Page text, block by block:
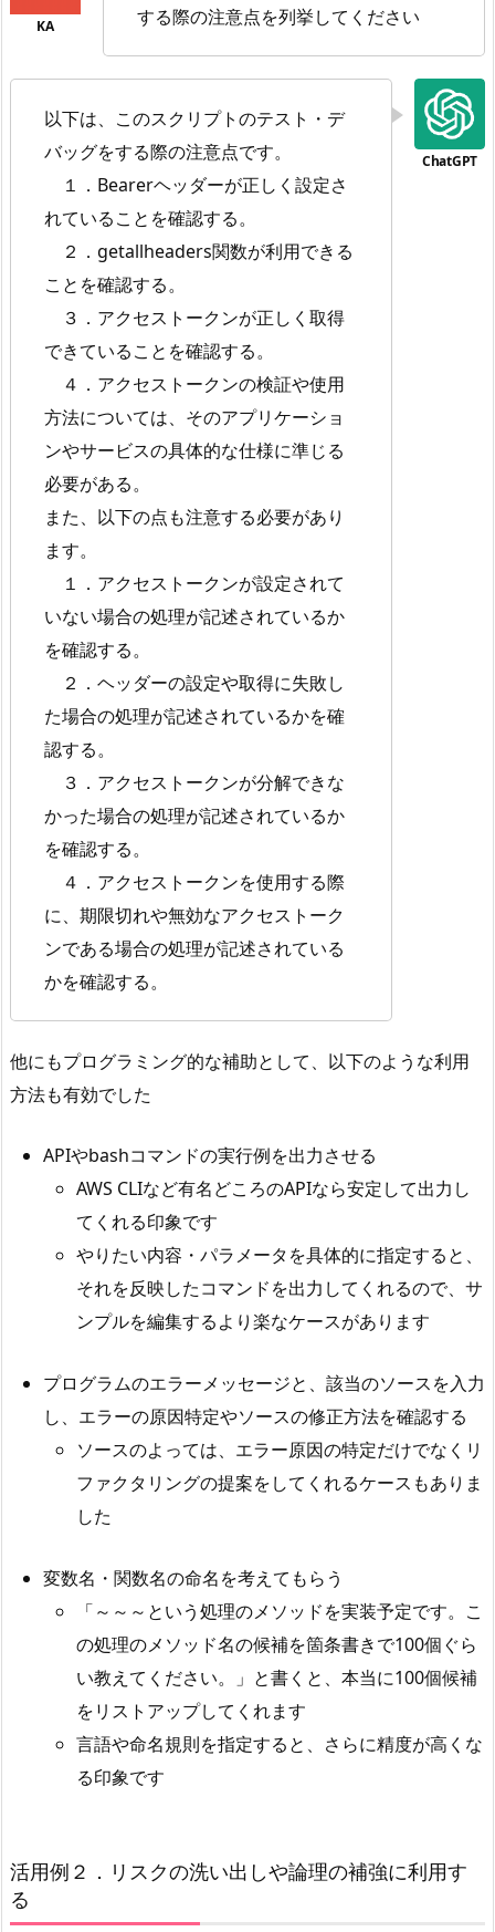
する際の注意点を列挙してください
以下は、このスクリプトのテスト・デ
バッグをする際の注意点です。
１．Bearerヘッダーが正しく設定さ
れていることを確認する。
２．getallheaders関数が利用できる
ことを確認する。
３．アクセストークンが正しく取得
できていることを確認する。
４．アクセストークンの検証や使用
方法については、そのアプリケーショ
ンやサービスの具体的な仕様に準じる
必要がある。
また、以下の点も注意する必要があり
ます。
１．アクセストークンが設定されて
いない場合の処理が記述されているか
を確認する。
２．ヘッダーの設定や取得に失敗し
た場合の処理が記述されているかを確
認する。
３．アクセストークンが分解できな
かった場合の処理が記述されているか
を確認する。
４．アクセストークンを使用する際
に、期限切れや無効なアクセストーク
ンである場合の処理が記述されている
かを確認する。
他にもプログラミング的な補助として、以下のような利用
方法も有効でした
APIやbashコマンドの実行例を出力させる
AWS CLIなど有名どころのAPIなら安定して出力し
てくれる印象です
やりたい内容・パラメータを具体的に指定すると、
それを反映したコマンドを出力してくれるので、サ
ンプルを編集するより楽なケースがあります
プログラムのエラーメッセージと、該当のソースを入力
し、エラーの原因特定やソースの修正方法を確認する
ソースのよっては、エラー原因の特定だけでなくリ
ファクタリングの提案をしてくれるケースもありま
した
変数名・関数名の命名を考えてもらう
「～～～という処理のメソッドを実装予定です。こ
の処理のメソッド名の候補を箇条書きで100個ぐら
い教えてください。」と書くと、本当に100個候補
をリストアップしてくれます
言語や命名規則を指定すると、さらに精度が高くな
る印象です
活用例２．リスクの洗い出しや論理の補強に利用す
る